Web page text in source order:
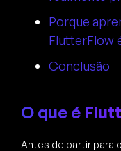
Porque
FlutterFlow
Conclusão
O que é
Antes de partir para